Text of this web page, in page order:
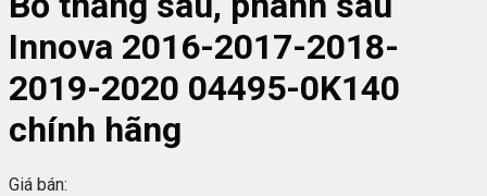
Innova 2016-2017-2018-
2019-2020 04495-0K140
chính hãng
Giá bán: